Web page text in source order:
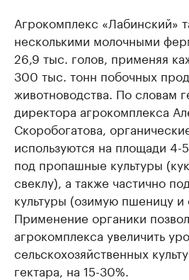
Агрокомплекс «Лабинский»
несколькими молочными
26,9 тыс. голов, применяя
300 тыс. тонн побочных
животноводства. По словам
директора агрокомплекса
Скоробогатова,
используются на площади 4-
под пропашные культуры
свеклу), а также частично
культуры (озимую пшеницу и
Применение органики
агрокомплекса увеличить
сельскохозяйственных
гектара, на 15-30%.